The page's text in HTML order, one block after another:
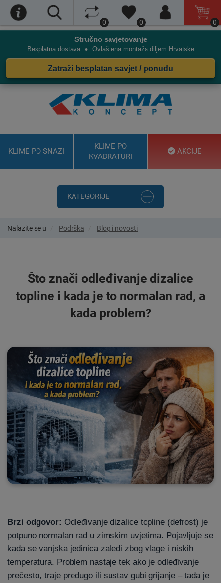
0 0 0
Stručno savjetovanje
Besplatna dostava • Ovlaštena montaža diljem Hrvatske
Zatraži besplatan savjet / ponudu
KLIME PO SNAZI
KLIME PO
KVADRATURI
AKCIJE
KATEGORIJE
Nalazite se u Podrška Blog i novosti
Što znači odleđivanje dizalice
topline i kada je to normalan rad, a
kada problem?
Brzi odgovor: Odleđivanje dizalice topline (defrost) je
potpuno normalan rad u zimskim uvjetima. Pojavljuje se
kada se vanjska jedinica zaledi zbog vlage i niskih
temperatura. Problem nastaje tek ako je odleđivanje
prečesto, traje predugo ili sustav gubi grijanje – tada je